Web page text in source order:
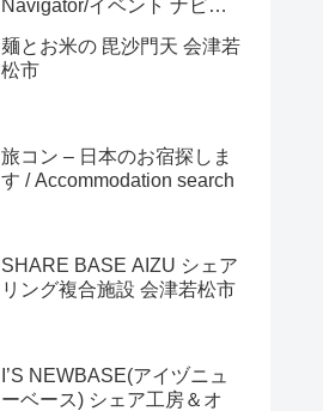
Navigator/イベント ナビゲ
麺とお米の 毘沙門天 会津若
松市
旅コン – 日本のお宿探しま
す / Accommodation search
SHARE BASE AIZU シェア
リング複合施設 会津若松市
I’S NEWBASE(アイヅニュ
ーベース) シェア工房＆オ